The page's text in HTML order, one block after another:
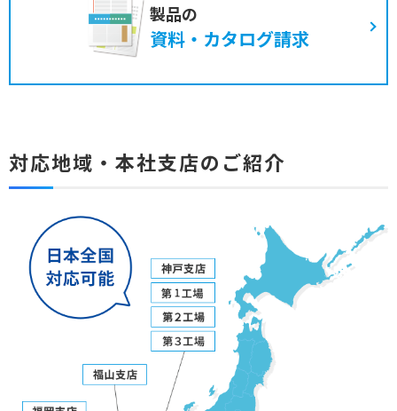
製品の
資料・カタログ請求
対応地域・本社支店のご紹介